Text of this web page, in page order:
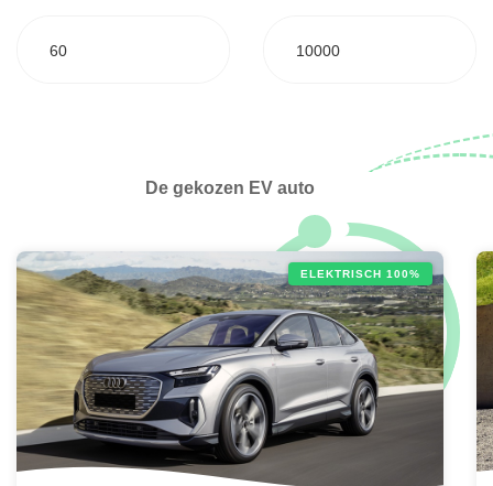
60 10000
De gekozen EV auto
ELEKTRISCH 100%